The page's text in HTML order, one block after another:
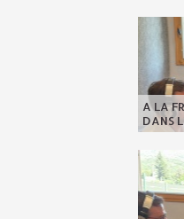
A LA
DANS